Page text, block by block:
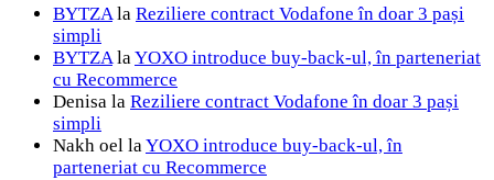
BYTZAla Reziliere contract Vodafone în doar 3 pași
simpli
BYTZAlaYOXO introduce buy-back-ul, în parteneriat
cu Recommerce
Denisa la Reziliere contract Vodafone în doar 3 pași
simpli
Nakh oel laYOXO introduce buy-back-ul, în
parteneriat cu Recommerce